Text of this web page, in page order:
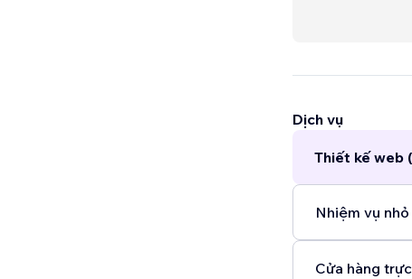
intervenendo
Dịch vụ
Thiết kế web
Nhiệm vụ nhỏ
Cửa hàng